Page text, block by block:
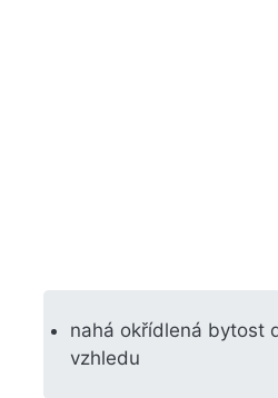
nahá okřídlená bytost
vzhledu